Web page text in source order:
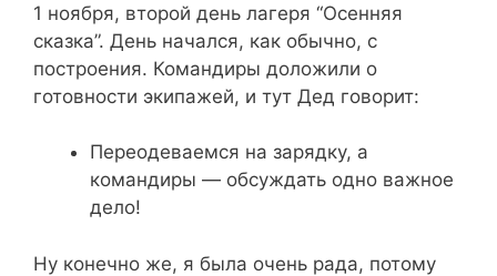
1 ноября, второй день лагеря “Осенняя
сказка”. День начался, как обычно, с
построения. Командиры доложили о
готовности экипажей, и тут Дед говорит:
Переодеваемся на зарядку, а
командиры — обсуждать одно важное
дело!
Ну конечно же, я была очень рада, потому